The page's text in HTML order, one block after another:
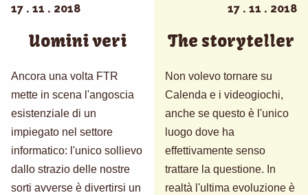
17 . 11 . 2018
Uomini veri
Ancora una volta FTR
mette in scena l'angoscia
esistenziale di un
impiegato nel settore
informatico: l'unico sollievo
dallo strazio delle nostre
sorti avverse è divertirsi un
17 . 11 . 2018
The storyteller
Non volevo tornare su
Calenda e i videogiochi,
anche se questo è l'unico
luogo dove ha
effettivamente senso
trattare la questione. In
realtà l'ultima evoluzione è